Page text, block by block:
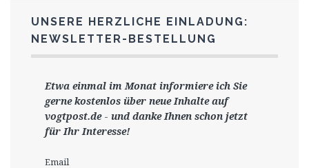
UNSERE HERZLICHE EINLADUNG:
NEWSLETTER-BESTELLUNG
Etwa einmal im Monat informiere ich Sie
gernekostenlos über neue Inhalte auf
vogtpost.de- und danke Ihnen schon jetzt
für Ihr Interesse!
Email